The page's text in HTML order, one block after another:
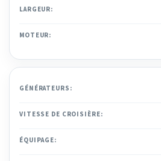
LARGEUR:
MOTEUR:
GÉNÉRATEURS:
VITESSE DE CROISIÈRE:
ÉQUIPAGE: